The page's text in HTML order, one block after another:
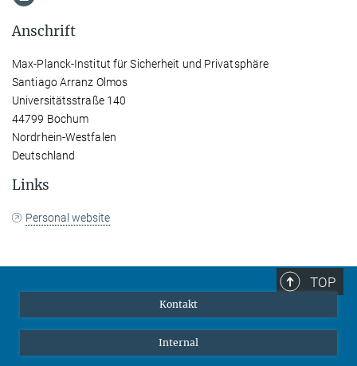
Anschrift
Max-Planck-Institut für Sicherheit und Privatsphäre
Santiago Arranz Olmos
Universitätsstraße 140
44799 Bochum
Nordrhein-Westfalen
Deutschland
Links
Personal website
TOP
Kontakt
Internal